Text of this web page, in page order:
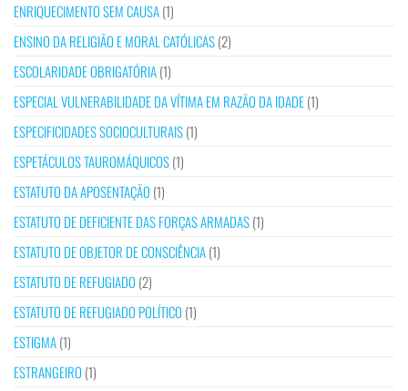
ENRIQUECIMENTO SEM CAUSA(1)
ENSINO DA RELIGIÃO E MORAL CATÓLICAS(2)
ESCOLARIDADE OBRIGATÓRIA(1)
ESPECIAL VULNERABILIDADE DA VÍTIMA EM RAZÃO DA IDADE(1)
ESPECIFICIDADES SOCIOCULTURAIS(1)
ESPETÁCULOS TAUROMÁQUICOS(1)
ESTATUTO DA APOSENTAÇÃO (1)
ESTATUTO DE DEFICIENTE DAS FORÇAS ARMADAS(1)
ESTATUTO DE OBJETOR DE CONSCIÊNCIA(1)
ESTATUTO DE REFUGIADO (2)
ESTATUTO DE REFUGIADO POLÍTICO (1)
ESTIGMA(1)
ESTRANGEIRO (1)